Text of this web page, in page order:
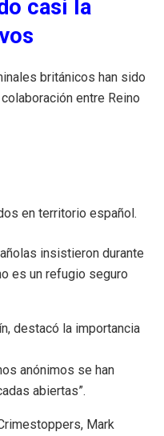
casi la
británicos han sido
entre Reino
en territorio español.
insistieron durante
es un refugio seguro
destacó la importancia
anónimos se han
abiertas”.
Mark